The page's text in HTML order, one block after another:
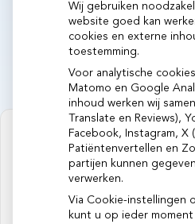
U heeft geen
voor externe inhoud
te zien.
Wij gebruiken
website goed kan
cookies en externe
toestemming.
Voor analytische
Matomo en Google
inhoud werken wij
Translate en Reviews),
Facebook, Instagram, X
Patiëntenvertellen en
partijen kunnen
verwerken.
Via Cookie-instellingen
kunt u op ieder